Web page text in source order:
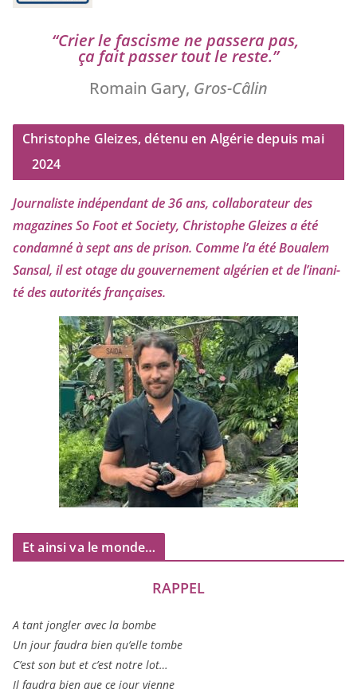
“Crier le fas­cisme ne pas­se­ra pas,
ça fait pas­ser tout le reste.”
Romain Gary, Gros-Câlin
Christophe Gleizes, détenu en Algérie depuis mai
2024
Journaliste indé­pen­dant de36ans, col­la­bo­ra­teur des
maga­zines So Foot et Society, Christophe Gleizesa été
condam­né à sept ans de pri­son. Comme l’a été Boualem
Sansal, il est otage du gou­ver­ne­ment algé­rien et de l’i­na­ni­
té des auto­ri­tés françaises.
Et ainsi va le monde…
RAPPEL
A tant jon­gler avec la bombe
Un jour fau­dra bien qu’elle tombe
C’est son but et c’est notre lot…
Il fau­dra bien que ce jour vienne